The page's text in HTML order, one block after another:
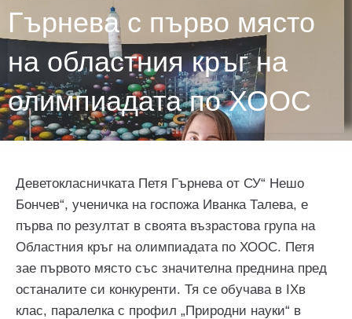
Гърнева с първо място
на областния кръг на
олимпиадата по ХООС
Деветокласничката Петя Гърнева от СУ“ Нешо
Бончев“, ученичка на госпожа Иванка Талева, е
първа по резултат в своята възрастова група на
Областния кръг на олимпиадата по ХООС. Петя
зае първото място със значителна преднина пред
останалите си конкуренти. Тя се обучава в IXв
клас, паралелка с профил „Природни науки“ в